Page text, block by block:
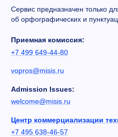
Сервис предназначен только
об орфографических и
Приемная комиссия:
+7 499 649-44-80
vopros@misis.ru
Admission Issues:
welcome@misis.ru
Центр коммерциализации
+7 495 638-46-57